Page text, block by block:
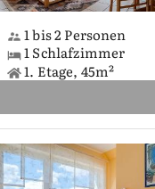
1 bis 2 Personen
1 Schlafzimmer
1. Etage, 45m²